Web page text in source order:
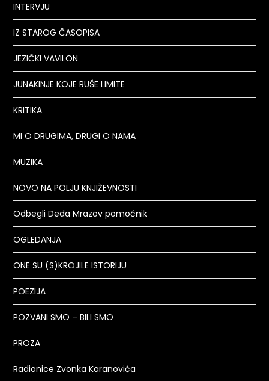
INTERVJU
IZ STAROG ČASOPISA
JEZIČKI VAVILON
JUNAKINJE KOJE RUŠE LIMITE
KRITIKA
MI O DRUGIMA, DRUGI O NAMA
MUZIKA
NOVO NA POLJU KNJIŽEVNOSTI
Odbegli Deda Mrazov pomoćnik
OGLEDANJA
ONE SU (S)KROJILE ISTORIJU
POEZIJA
POZVANI SMO – BILI SMO
PROZA
Radionice Zvonka Karanovića